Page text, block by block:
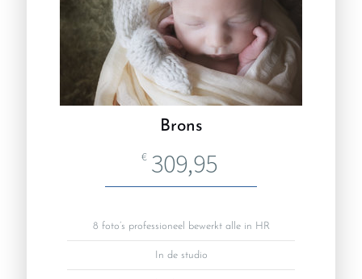
Brons
€ 309,95
8 foto’s professioneel bewerkt alle in HR
In de studio